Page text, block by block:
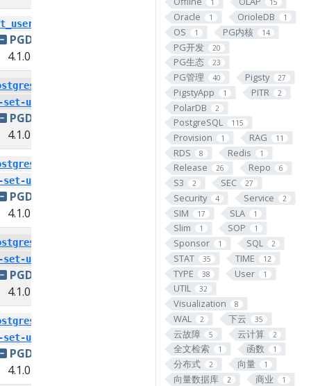
1 15
Oracle 1 OrioleDB 1
OS 1 PG内核 14
PG开发 20
PG生态 23
PG管理 40 Pigsty 27
PigstyApp 1 PITR 2
PolarDB 2
PostgreSQL 115
Provision 1 RAG 11
RDS 8 Redis 1
Release 26 Repo 6
S3 2 SEC 27
Security 4 Service 2
SIM 17 SLA 1
Slim 1 SOP 1
Sponsor 1 SQL 2
STAT 35 TIME 12
TYPE 38 User 1
UTIL 32
Visualization 8
WAL 2 下云 35
云故障 5 云计算 2
全文检索 1 函数 1
分布式 2 向量 1
向量数据库 2 商业 1
PGDG
4.1.0
set-user
PGDG
4.1.0
set-user
PGDG
4.1.0
set-user
PGDG
4.1.0
set-user
PGDG
4.1.0